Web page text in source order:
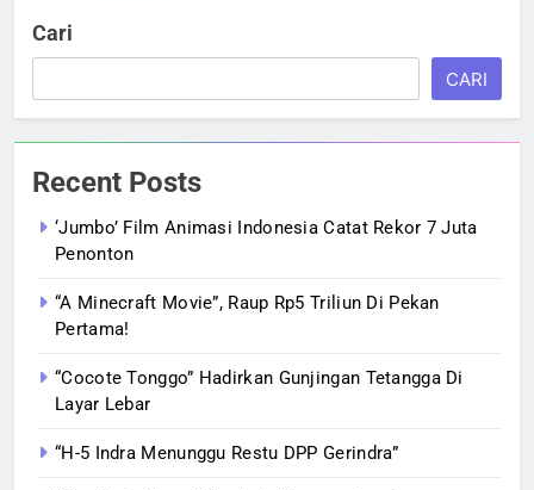
Cari
CARI
Recent Posts
‘Jumbo’ Film Animasi Indonesia Catat Rekor 7 Juta
Penonton
“A Minecraft Movie”, Raup Rp5 Triliun Di Pekan
Pertama!
“Cocote Tonggo” Hadirkan Gunjingan Tetangga Di
Layar Lebar
“H-5 Indra Menunggu Restu DPP Gerindra”